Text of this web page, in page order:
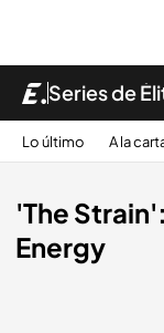
Series de
Lo último A la
'The
Energy